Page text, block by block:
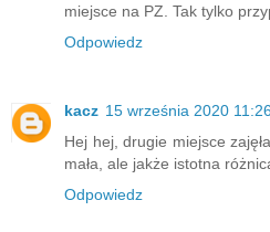
miejsce na PZ. Tak tylko
Odpowiedz
kacz 15 września 2020 11:26
Hej hej, drugie miejsce
mała, ale jakże istotna
Odpowiedz